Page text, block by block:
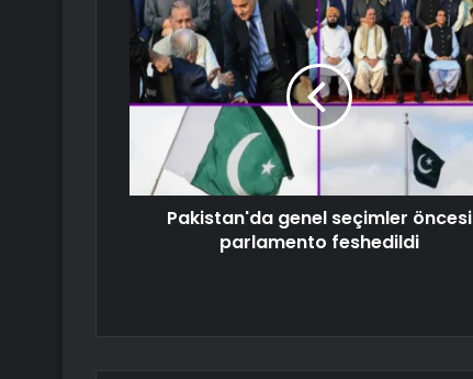
Pakistan'da genel seçimler öncesi
parlamento feshedildi